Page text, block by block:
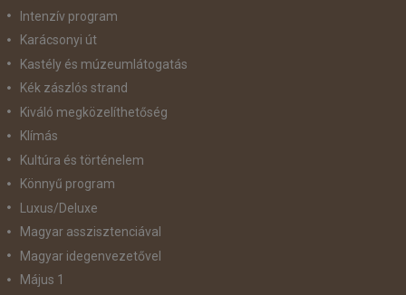
Intenzív program
Karácsonyi út
Kastély és múzeumlátogatás
Kék zászlós strand
Kiváló megközelíthetőség
Klímás
Kultúra és történelem
Könnyű program
Luxus/Deluxe
Magyar asszisztenciával
Magyar idegenvezetővel
Május 1